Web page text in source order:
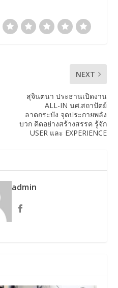
NEXT
สุจินตนา ประธานเปิดงาน
ALL-IN นศ.สถาปัตย์
ลาดกระบัง จุดประกายพลัง
บวก คิดอย่างสร้างสรรค รู้จัก
USER และ EXPERIENCE
admin